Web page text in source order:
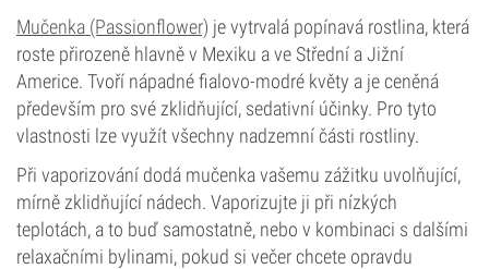
Mučenka (Passionflower) je vytrvalá popínavá rostlina, která
roste přirozeně hlavně v Mexiku a ve Střední a Jižní
Americe. Tvoří nápadné fialovo-modré květy a je ceněná
především pro své zklidňující, sedativní účinky. Pro tyto
vlastnosti lze využít všechny nadzemní části rostliny.
Při vaporizování dodá mučenka vašemu zážitku uvolňující,
mírně zklidňující nádech. Vaporizujte ji při nízkých
teplotách, a to buď samostatně, nebo v kombinaci s dalšími
relaxačními bylinami, pokud si večer chcete opravdu